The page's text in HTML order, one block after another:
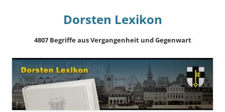
Dorsten Lexikon
4807 Begriffe aus Vergangenheit und Gegenwart